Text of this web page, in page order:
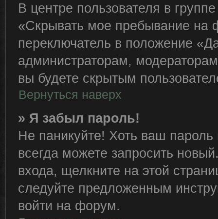
В центре пользователя в
«Скрывать мое пребывание на
переключатель в положение
администраторам,
вы будете скрытым
Вернуться наверх
» Я забыл пароль!
Не паникуйте! Хоть ваш
всегда можете запросить
входа, щелкните на этой
следуйте предложенным
войти на форум.